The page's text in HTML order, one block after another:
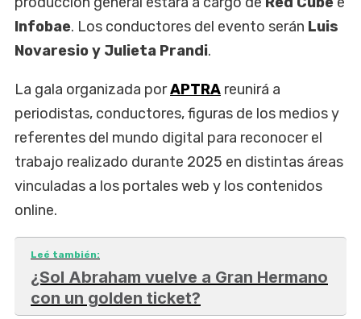
Infobae. Los conductores del evento serán Luis
Novaresio y Julieta Prandi.
La gala organizada porAPTRA reunirá a
periodistas, conductores, figuras de los medios y
referentes del mundo digital para reconocer el
trabajo realizado durante 2025 en distintas áreas
vinculadas a los portales web y los contenidos
online.
Leé también:
¿Sol Abraham vuelve a Gran Hermano
con un golden ticket?